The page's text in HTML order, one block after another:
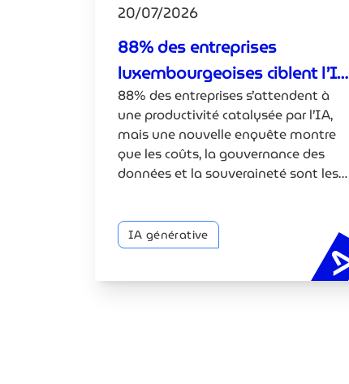
20/07/2026
88% des entreprises
luxembourgeoises ciblent l’IA
pour la productivité
88% des entreprises s’attendent à
une productivité catalysée par l’IA,
mais une nouvelle enquête montre
que les coûts, la gouvernance des
données et la souveraineté sont les
IA générative